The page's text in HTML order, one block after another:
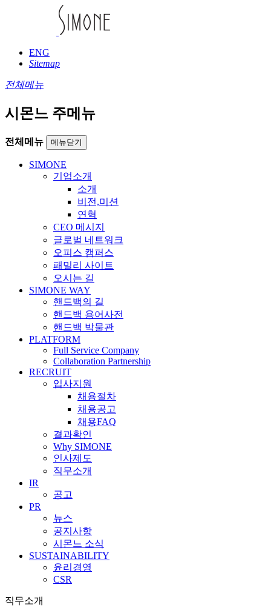
ENG
Sitemap
전체메뉴
시몬느 주메뉴
전체메뉴 메뉴닫기
SIMONE
기업소개
소개
비전,미션
연혁
CEO 메시지
글로벌 네트워크
오피스 캠퍼스
패밀리 사이트
오시는 길
SIMONE WAY
핸드백의 길
핸드백 용어사전
핸드백 박물관
PLATFORM
Full Service Company
Collaboration Partnership
RECRUIT
입사지원
채용절차
채용공고
채용FAQ
결과확인
Why SIMONE
인사제도
직무소개
IR
공고
PR
뉴스
공지사항
시몬느 소식
SUSTAINABILITY
윤리경영
CSR
직무소개